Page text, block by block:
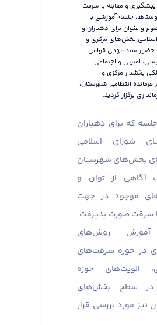
پیشگیری و مقابله با سرقت
جلسه آموزشی با
و عنوان برای دهیاران و
بخش‌های مرکزی و
حضور سید مهدی قوامی
امنیتی و اجتماعی
بخشدار مرکزی و
فرمانده انتظامی شهرستان،
برگزار گردید.
که برای دهیاران
شورای اسلامی
بخش‌های شهرستان
آگاهی از توان و
موجود در جهت
سرقت صورت پذیرفت،
روش‌های
در حوزه سرقت‌های
الویت‌های حوزه
در سطح بخش‌های
نیز مورد بررسی قرار